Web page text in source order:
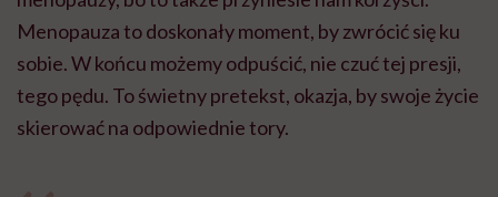
Menopauza to doskonały moment, by zwrócić się ku
sobie. W końcu możemy odpuścić, nie czuć tej presji,
tego pędu. To świetny pretekst, okazja, by swoje życie
skierować na odpowiednie tory.